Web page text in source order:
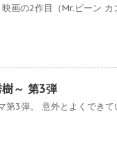
画の2作目（Mr.ビーン カ
樹～ 第3弾
第3弾。 意外とよくでき